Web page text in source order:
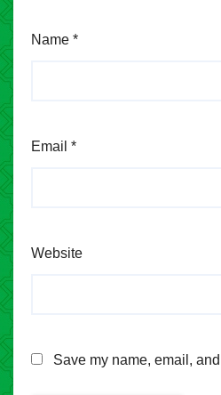
Name *
Email *
Website
Save my name, email,